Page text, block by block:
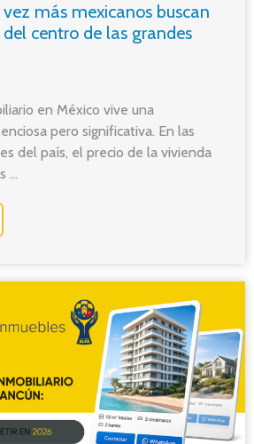
más mexicanos buscan
centro de las grandes
en México vive una
pero significativa. En las
del país, el precio de la vivienda
...